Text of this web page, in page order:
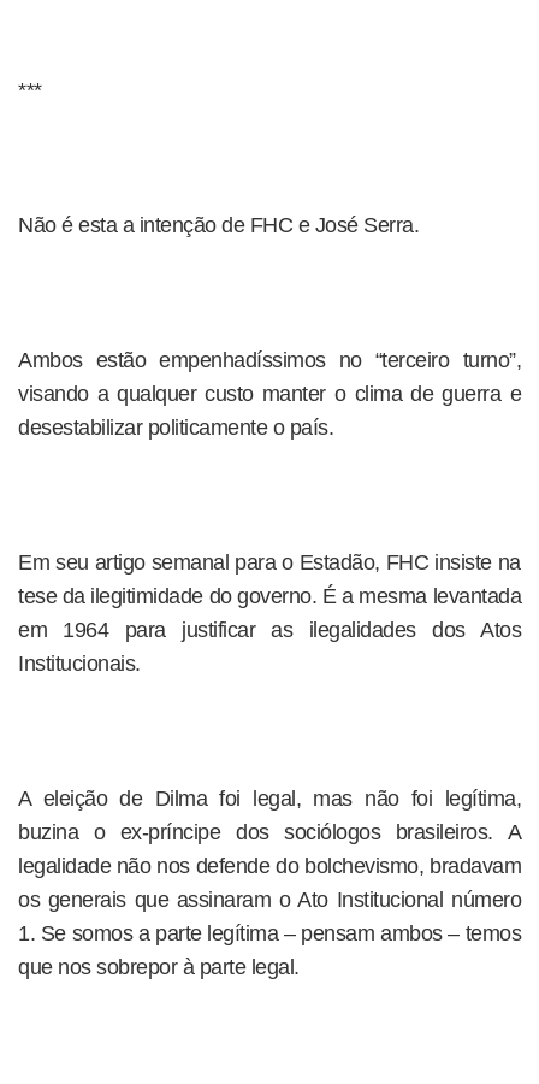
***
Não é esta a intenção de FHC e José Serra.
Ambos estão empenhadíssimos no “terceiro turno”,
visando a qualquer custo manter o clima de guerra e
desestabilizar politicamente o país.
Em seu artigo semanal para o Estadão, FHC insiste na
tese da ilegitimidade do governo. É a mesma levantada
em 1964 para justificar as ilegalidades dos Atos
Institucionais.
A eleição de Dilma foi legal, mas não foi legítima,
buzina o ex-príncipe dos sociólogos brasileiros. A
legalidade não nos defende do bolchevismo, bradavam
os generais que assinaram o Ato Institucional número
1. Se somos a parte legítima – pensam ambos – temos
que nos sobrepor à parte legal.